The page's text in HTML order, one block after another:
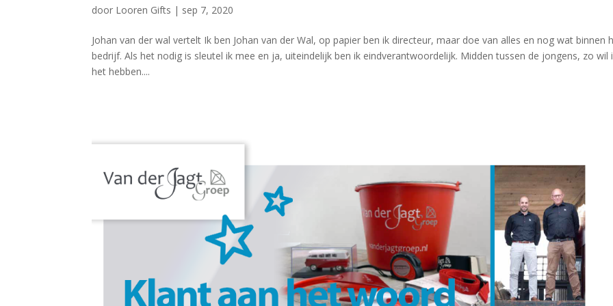
door Looren Gifts | sep 7, 2020
Johan van der wal vertelt Ik ben Johan van der Wal, op papier ben ik directeur, maar doe van alles en nog wat binnen
bedrijf. Als het nodig is sleutel ik mee en ja, uiteindelijk ben ik eindverantwoordelijk. Midden tussen de jongens, zo wil
het hebben....